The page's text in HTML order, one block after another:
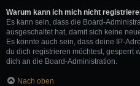
Warum kann ich mich nicht
Es kann sein, dass die Board-
ausgeschaltet hat, damit sich keine
Es könnte auch sein, dass deine IP-
du dich registrieren möchtest, gesperrt
dich an die Board-Administration.
Nach oben